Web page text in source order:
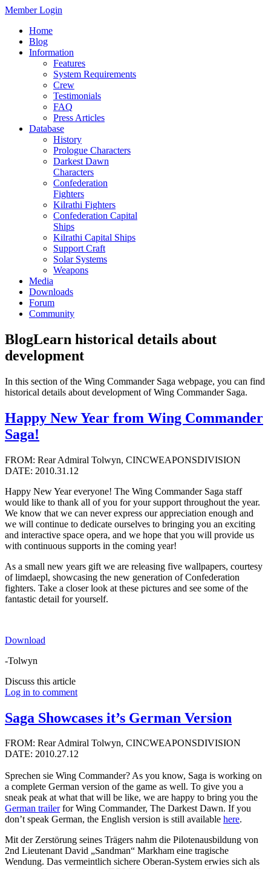
Member Login
Home
Blog
Information
Features
System Requirements
Crew
Testimonials
FAQ
Press Articles
Database
History
Prologue Characters
Darkest Dawn
Characters
Confederation
Fighters
Kilrathi Fighters
Confederation Capital
Ships
Kilrathi Capital Ships
Support Craft
Solar Systems
Weapons
Media
Downloads
Forum
Community
BlogLearn historical details about
development
In this section of the Wing Commander Saga webpage, you can find
historical details about development of Wing Commander Saga.
Happy New Year from Wing Commander
Saga!
FROM: Rear Admiral Tolwyn, CINCWEAPONSDIVISION
DATE: 2010.31.12
Happy New Year everyone! The Wing Commander Saga staff
would like to thank all of you for your support throughout the year.
We know that we can never express our appreciation enough and
we will continue to dedicate ourselves to bringing you an exciting
and interactive space opera, and we hope that you will provide us
with continuous supports in the coming year!
As a small new years gift we are releasing five wallpapers, courtesy
of limdaepl, showcasing the new generation of Confederation
fighters. Take a closer look at these pictures and see some of the
fantastic detail for yourself.
Download
-Tolwyn
Discuss this article
Log in to comment
Saga Showcases it’s German Version
FROM: Rear Admiral Tolwyn, CINCWEAPONSDIVISION
DATE: 2010.27.12
Sprechen sie Wing Commander? As you know, Saga is working on
a complete German version of the game as well. To give you a
sneak peak at what that will be like, we are happy to bring you the
German trailerfor Wing Commander, The Darkest Dawn. If you
don’t speak German, the English version is still available here.
Mit der Zerstörung seines Trägers nahm die Pilotenausbildung von
2nd Lieutenant David „Sandman“ Markham eine tragische
Wendung. Das vermeintlich sichere Oberan-System erwies sich als